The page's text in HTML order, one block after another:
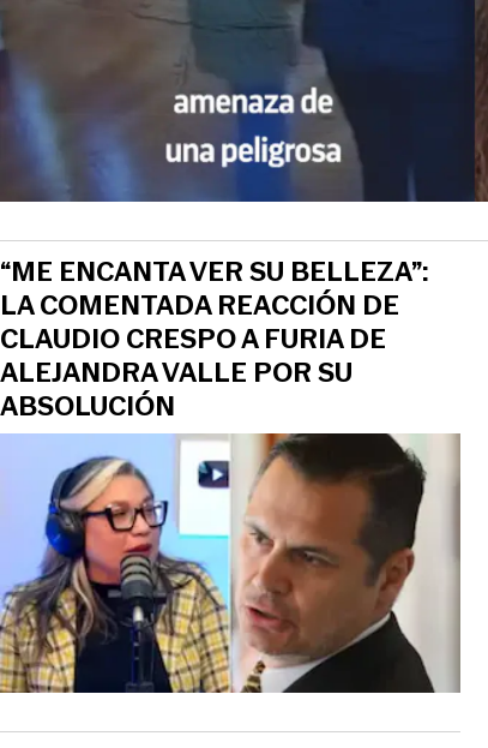
“ME ENCANTA VER SU BELLEZA”:
LA COMENTADA REACCIÓN DE
CLAUDIO CRESPO A FURIA DE
ALEJANDRA VALLE POR SU
ABSOLUCIÓN